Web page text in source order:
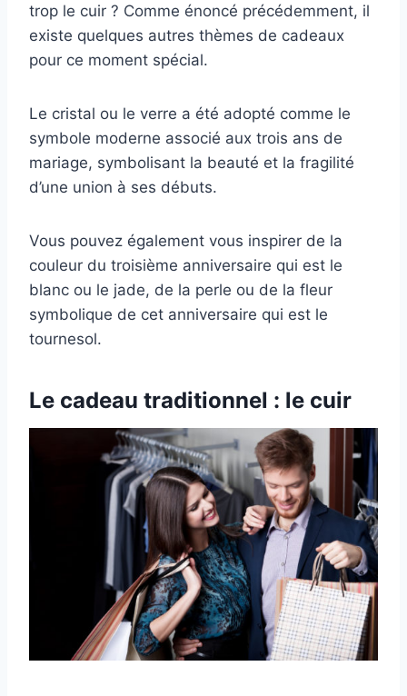
trop le cuir ? Comme énoncé précédemment, il
existe quelques autres thèmes de cadeaux
pour ce moment spécial.
Le cristal ou le verre a été adopté comme le
symbole moderne associé aux trois ans de
mariage, symbolisant la beauté et la fragilité
d’une union à ses débuts.
Vous pouvez également vous inspirer de la
couleur du troisième anniversaire qui est le
blanc ou le jade, de la perle ou de la fleur
symbolique de cet anniversaire qui est le
tournesol.
Le cadeau traditionnel : le cuir​​​​